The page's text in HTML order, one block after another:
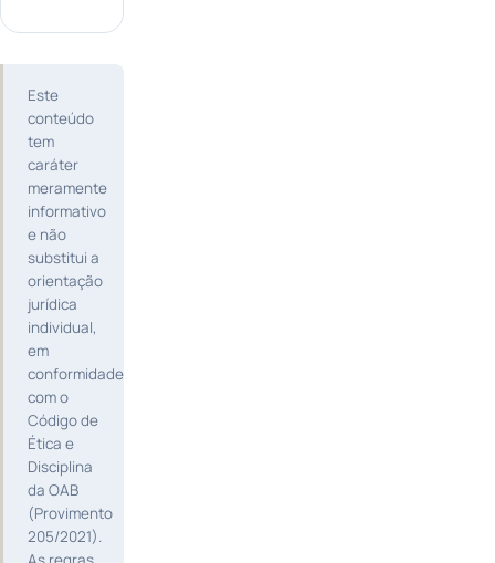
Este
conteúdo
tem
caráter
meramente
informativo
e não
substitui a
orientação
jurídica
individual,
em
conformidade
com o
Código de
Ética e
Disciplina
da OAB
(Provimento
205/2021).